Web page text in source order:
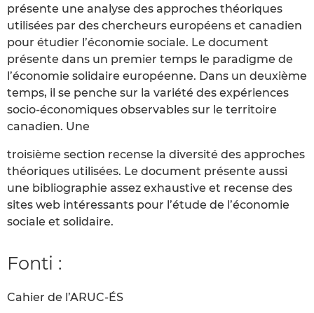
présente une analyse des approches théoriques
utilisées par des chercheurs européens et canadien
pour étudier l’économie sociale. Le document
présente dans un premier temps le paradigme de
l’économie solidaire européenne. Dans un deuxième
temps, il se penche sur la variété des expériences
socio-économiques observables sur le territoire
canadien. Une
troisième section recense la diversité des approches
théoriques utilisées. Le document présente aussi
une bibliographie assez exhaustive et recense des
sites web intéressants pour l’étude de l’économie
sociale et solidaire.
Fonti :
Cahier de l’ARUC-ÉS